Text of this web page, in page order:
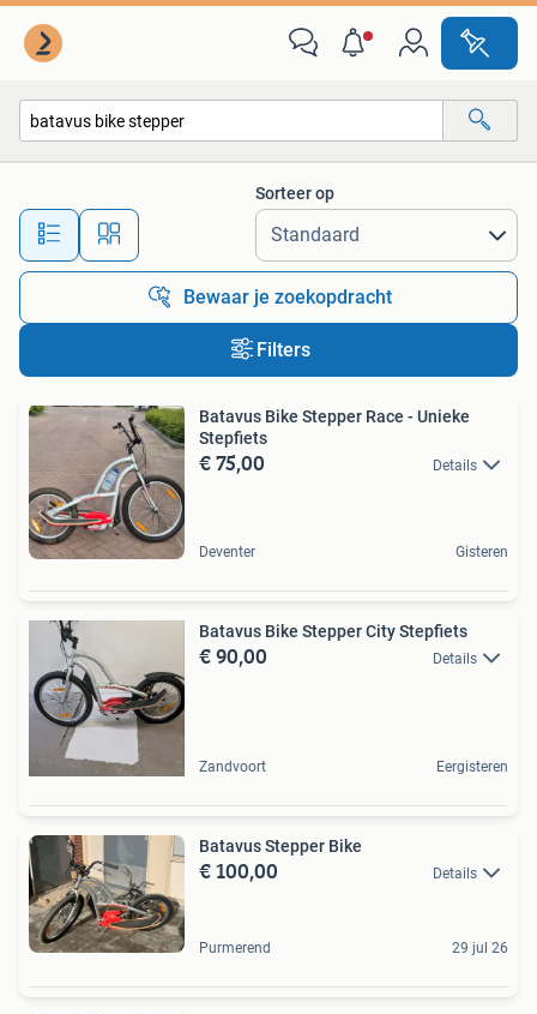
Alle afstanden…
Sorteer op
Bewaar je zoekopdracht
Filters
Batavus Bike Stepper Race - Unieke
Stepfiets
€ 75,00 Details
Deventer Gisteren
Batavus Bike Stepper City Stepfiets
€ 90,00 Details
Zandvoort Eergisteren
Batavus Stepper Bike
€ 100,00 Details
Purmerend 29 jul 26